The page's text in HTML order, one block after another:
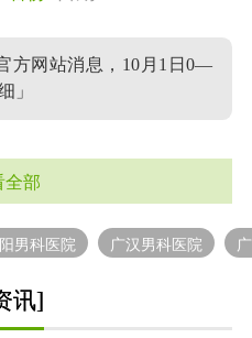
网站消息，10月1日0—
」
全部
男科医院 广汉男科医院
讯]